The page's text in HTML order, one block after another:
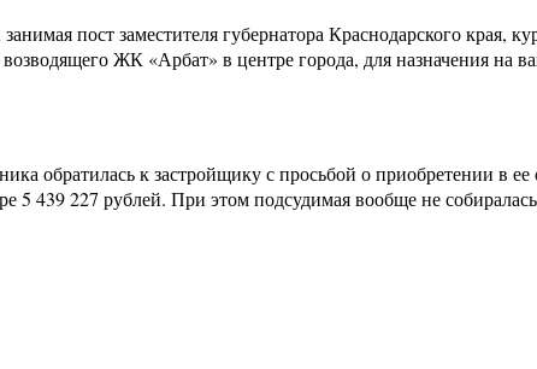
пост заместителя губернатора Краснодарского
возводящего ЖК «Арбат» в центре города, для назначения
обратилась к застройщику с просьбой о приобретении
5 439 227 рублей. При этом подсудимая вообще не